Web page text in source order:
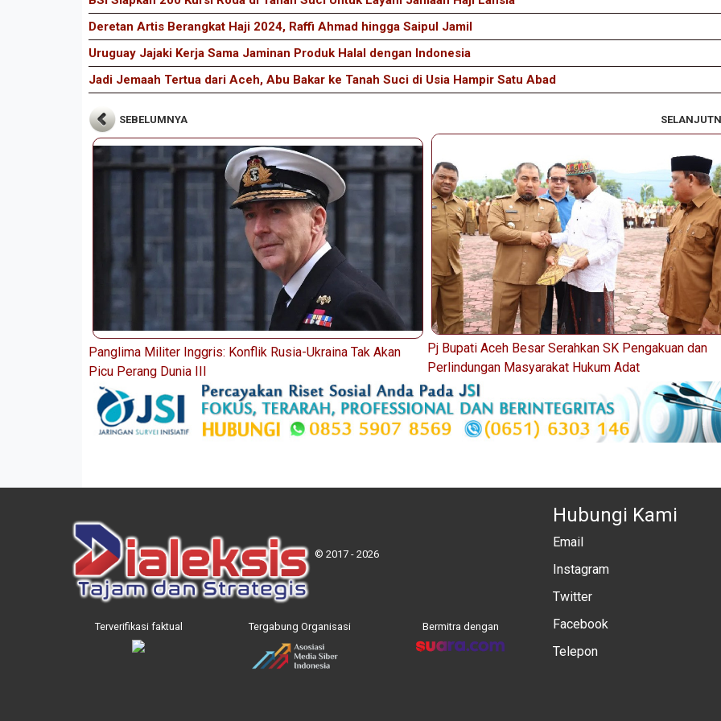
Deretan Artis Berangkat Haji 2024, Raffi Ahmad hingga Saipul Jamil
Uruguay Jajaki Kerja Sama Jaminan Produk Halal dengan Indonesia
Jadi Jemaah Tertua dari Aceh, Abu Bakar ke Tanah Suci di Usia Hampir Satu Abad
SEBELUMNYA
Panglima Militer Inggris: Konflik Rusia-Ukraina Tak Akan
Picu Perang Dunia III
Pj Bupati Aceh Besar Serahkan SK Pengakuan dan
Perlindungan Masyarakat Hukum Adat
© 2017 - 2026
Terverifikasi faktual Tergabung Organisasi Bermitra dengan
Hubungi Kami
Email
Instagram
Twitter
Facebook
Telepon